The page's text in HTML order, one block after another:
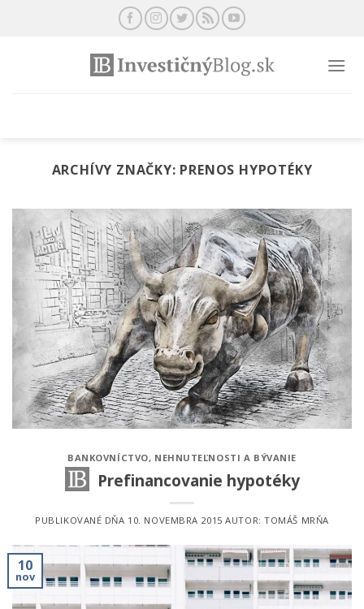
ARCHÍVY ZNAČKY: PRENOS HYPOTÉKY
BANKOVNÍCTVO, NEHNUTEĽNOSTI A BÝVANIE
Prefinancovanie hypotéky
PUBLIKOVANÉ DŇA 10. NOVEMBRA 2015 AUTOR:TOMÁŠ MRŇA
10
nov